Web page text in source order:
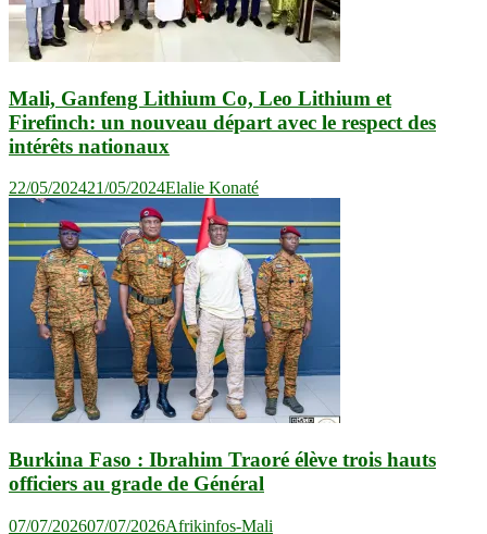
Mali, Ganfeng Lithium Co, Leo Lithium et
Firefinch: un nouveau départ avec le respect des
intérêts nationaux
22/05/202421/05/2024Elalie Konaté
Burkina Faso : Ibrahim Traoré élève trois hauts
officiers au grade de Général
07/07/202607/07/2026Afrikinfos-Mali